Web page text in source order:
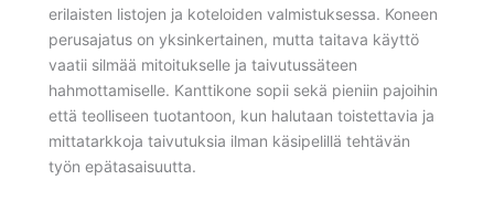
erilaisten listojen ja koteloiden valmistuksessa. Koneen
perusajatus on yksinkertainen, mutta taitava käyttö
vaatii silmää mitoitukselle ja taivutussäteen
hahmottamiselle. Kanttikone sopii sekä pieniin pajoihin
että teolliseen tuotantoon, kun halutaan toistettavia ja
mittatarkkoja taivutuksia ilman käsipelillä tehtävän
työn epätasaisuutta.